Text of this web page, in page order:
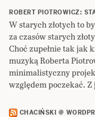
ROBERT PIOTROWICZ:
W starych złotych to
za czasów starych
Choć zupełnie tak jak
muzyką Roberta
minimalistyczny
względem poczekać.
CHACIŃSKI @